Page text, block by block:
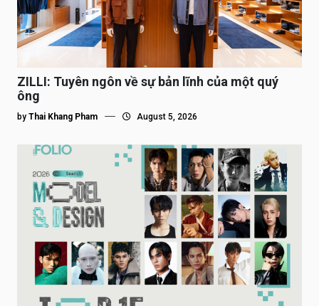
ZILLI: Tuyên ngôn về sự bản lĩnh của một quý
ông
by Thai Khang Pham August 5, 2026